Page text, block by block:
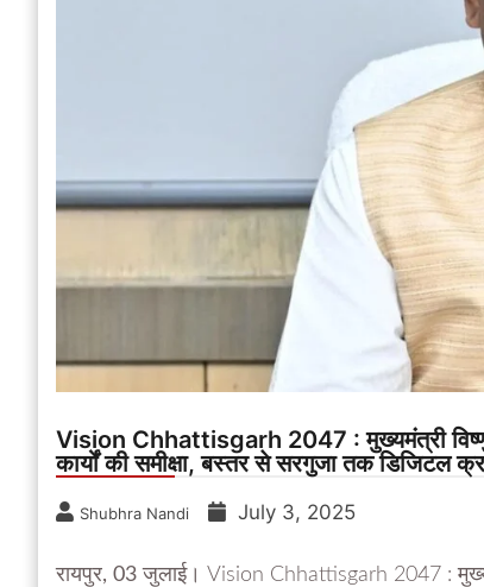
Vision Chhattisgarh 2047 : मुख्यमंत्री विष्णु
कार्यों की समीक्षा, बस्तर से सरगुजा तक डिजिटल
Shubhra Nandi July 3, 2025
रायपुर, 03 जुलाई। Vision Chhattisgarh 2047 :